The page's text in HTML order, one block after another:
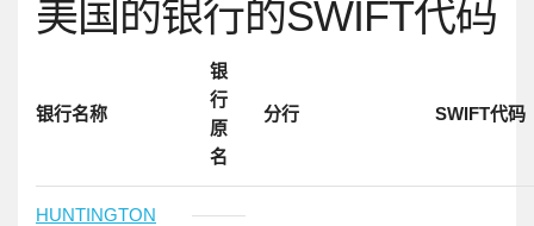
美国的银行的SWIFT代码
银行名称
银
行
原
名
分行 SWIFT代码
HUNTINGTON